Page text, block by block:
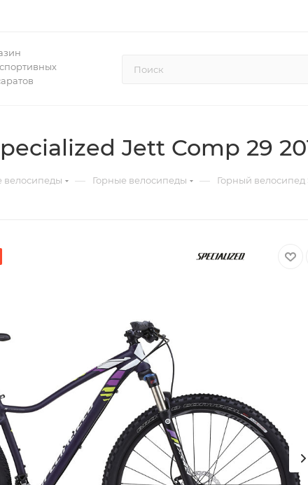
Jett Comp 29
велосипеды — Горные велосипеды — Горный велосипед